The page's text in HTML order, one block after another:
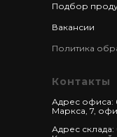
Подбор
Вакансии
Политика
Адрес офиса:
Маркса, 7,
Адрес склада:
Контакты